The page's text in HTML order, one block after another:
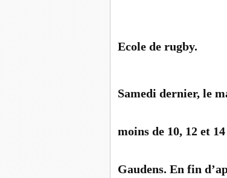
Ecole de rugby.
Samedi dernier, le
moins de 10, 12 et
Gaudens. En fin